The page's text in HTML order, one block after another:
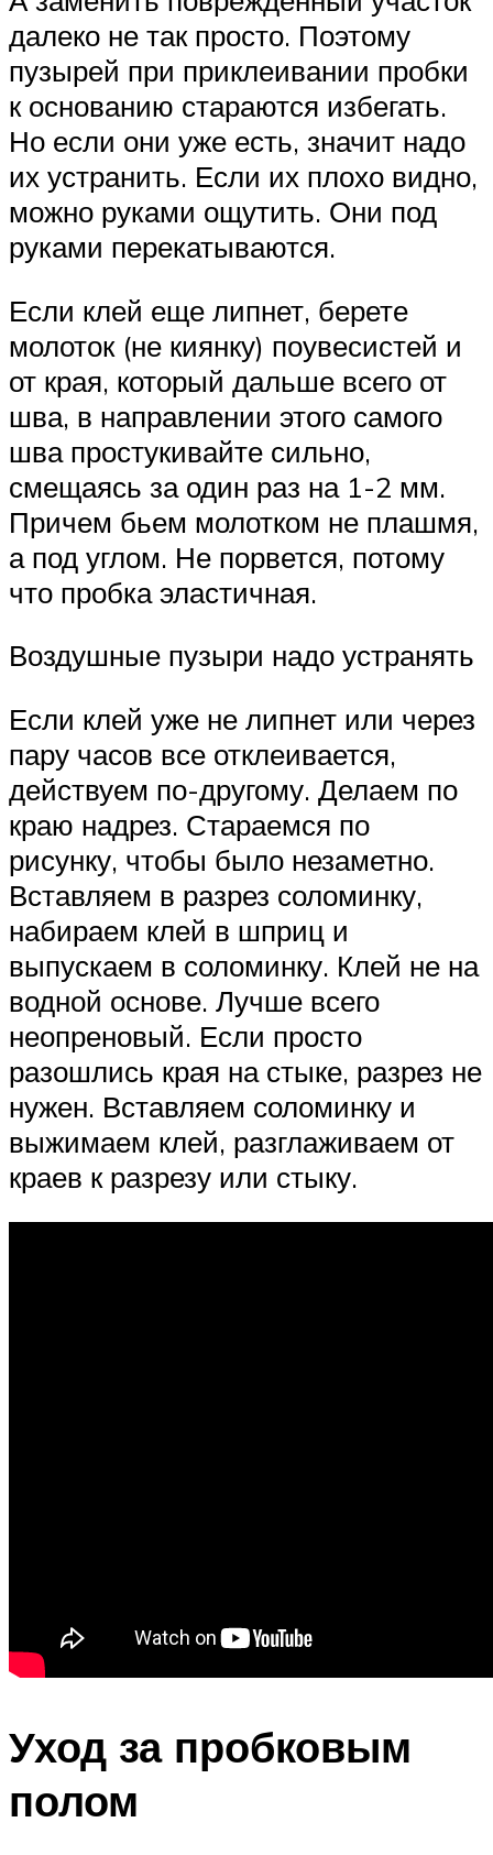
далеко не так просто. Поэтому
пузырей при приклеивании пробки
к основанию стараются избегать.
Но если они уже есть, значит надо
их устранить. Если их плохо видно,
можно руками ощутить. Они под
руками перекатываются.
Если клей еще липнет, берете
молоток (не киянку) поувесистей и
от края, который дальше всего от
шва, в направлении этого самого
шва простукивайте сильно,
смещаясь за один раз на 1-2 мм.
Причем бьем молотком не плашмя,
а под углом. Не порвется, потому
что пробка эластичная.
Воздушные пузыри надо устранять
Если клей уже не липнет или через
пару часов все отклеивается,
действуем по-другому. Делаем по
краю надрез. Стараемся по
рисунку, чтобы было незаметно.
Вставляем в разрез соломинку,
набираем клей в шприц и
выпускаем в соломинку. Клей не на
водной основе. Лучше всего
неопреновый. Если просто
разошлись края на стыке, разрез не
нужен. Вставляем соломинку и
выжимаем клей, разглаживаем от
краев к разрезу или стыку.
Уход за пробковым
полом